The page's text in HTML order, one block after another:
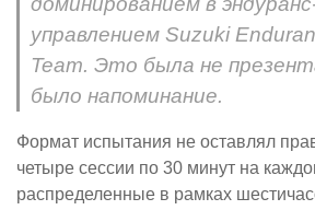
управлением Suzuki
Team. Это была не
было напоминание.
Формат испытания не оставлял
четыре сессии по 30 минут на
распределенные в рамках